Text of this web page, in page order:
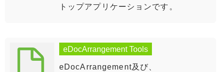
トップアプリケーションです。
eDocArrangement Tools
eDocArrangement及び、